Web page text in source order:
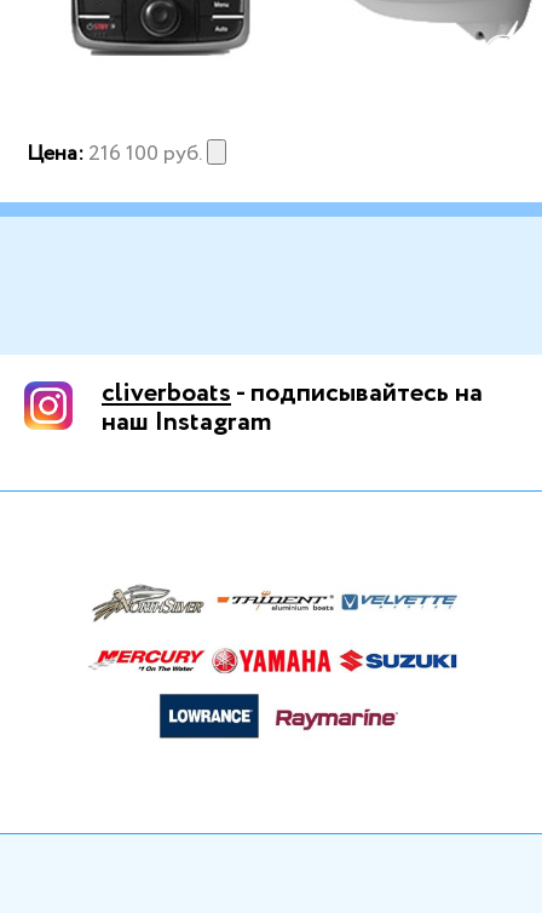
Цена:216 100 руб.
cliverboats- подписывайтесь на
наш Instagram